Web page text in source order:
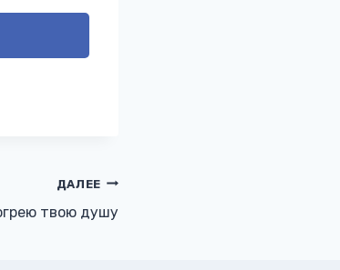
ДАЛЕЕ
твою душу